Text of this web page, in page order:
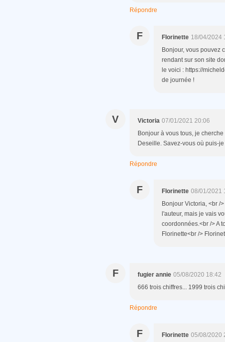
Répondre
F Florinette 18/04/2024
Bonjour, vous pouvez
rendant sur son site
le voici : https://
de journée !
V Victoria 07/01/2021 20:06
Bonjour à vous tous, je
Deseille. Savez-vous où puis-
Répondre
F Florinette 08/01/2021
Bonjour Victoria, <br /
l'auteur, mais je vais
coordonnées.<br /> A
Florinette<br />
F fugier annie 05/08/2020 18:42
666 trois chiffres... 1999 trois
Répondre
F Florinette 05/08/2020